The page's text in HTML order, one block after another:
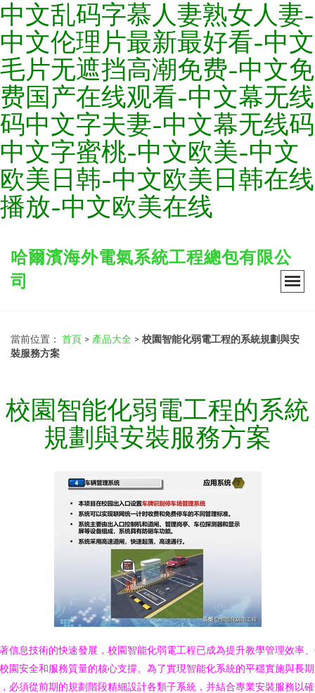
中文乱码字慕人妻熟女人妻-
中文伦理片最新最好看-中文
毛片无遮挡高潮免费-中文免
费国产在线观看-中文幕无线
码中文字夫妻-中文幕无线码
中文字蜜桃-中文欧美-中文
欧美日韩-中文欧美日韩在线
播放-中文欧美在线
哈爾濱海外電氣系統工程總包有限公
司
當前位置： 首頁 > 產品大全 > 校園智能化弱電工程的系統規劃與安
裝服務方案
校園智能化弱電工程的系統
規劃與安裝服務方案
信息技術的快速發展，校園智能化弱電工程已成為提升教學管理效率
園安全和服務質量的核心支撐。為了實現智能化系統的平穩實施與長
必須從前期的規劃階段精細設計各類子系統，并結合專業安裝服務以